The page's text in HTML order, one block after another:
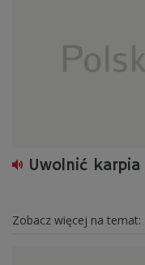
Uwolnić karpia
Zobacz więcej na temat: